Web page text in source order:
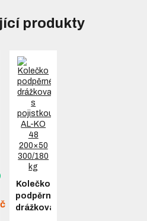
produkty
Kolečko
podpěrné
drážkované…